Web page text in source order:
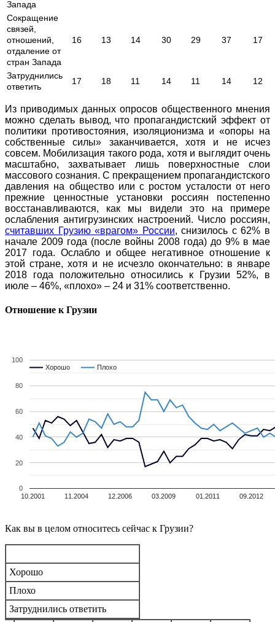
Запада
Сокращение
связей,
отношений,
отдаление от
стран Запада
16 13 14 30 29 37 17
Затруднились
ответить
17 18 11 14 11 14 12
Из приводимых данных опросов общественного мнения
можно сделать вывод, что пропагандистский эффект от
политики противостояния, изоляционизма и «опоры на
собственные силы» заканчивается, хотя и не исчез
совсем. Мобилизация такого рода, хотя и выглядит очень
масштабно, захватывает лишь поверхностные слои
массового сознания. С прекращением пропагандистского
давления на общество или с ростом усталости от него
прежние ценностные установки россиян постепенно
восстанавливаются, как мы видели это на примере
ослабления антигрузинских настроений. Число россиян,
считавших Грузию «врагом» России, снизилось с 62% в
начале 2009 года (после войны 2008 года) до 9% в мае
2017 года. Ослабло и общее негативное отношение к
этой стране, хотя и не исчезло окончательно: в январе
2018 года положительно относились к Грузии 52%, в
июле – 46%, «плохо» – 24 и 31% соответственно.
Отношение к Грузии
10.2001 11.2004 12.2006 03.2009 01.2011 09.2012
0
20
40
60
80
100
Хорошо
Хорошо Плохо
Плохо
Как вы в целом относитесь сейчас к Грузии?
Хорошо
Плохо
Затруднились ответить